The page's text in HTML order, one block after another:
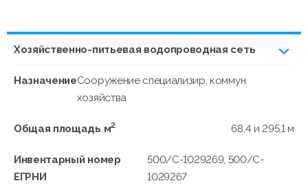
Хозяйственно-питьевая водопроводная сеть
НазначениеСооружение специализир. коммун.
хозяйства
Общая площадь м2 68,4 и 295,1 м
Инвентарный номер
ЕГРНИ
500/C-1029269, 500/C-
1029267